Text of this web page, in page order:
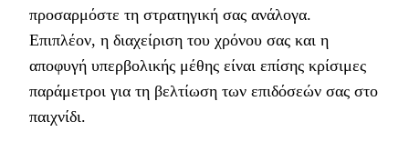
προσαρμόστε τη στρατηγική σας ανάλογα.
Επιπλέον, η διαχείριση του χρόνου σας και η
αποφυγή υπερβολικής μέθης είναι επίσης κρίσιμες
παράμετροι για τη βελτίωση των επιδόσεών σας στο
παιχνίδι.